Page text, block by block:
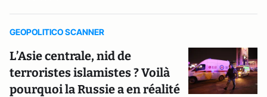
GEOPOLITICO SCANNER
L’Asie centrale, nid de
terroristes islamistes ? Voilà
pourquoi la Russie a en réalité